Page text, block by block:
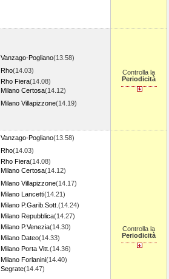
Vanzago-Pogliano(13.58)
Rho(14.03)
Rho Fiera(14.08)
Milano Certosa(14.12)
Milano Villapizzone(14.19)
Controlla la
Periodicità
Vanzago-Pogliano(13.58)
Rho(14.03)
Rho Fiera(14.08)
Milano Certosa(14.12)
Milano Villapizzone(14.17)
Milano Lancetti(14.21)
Milano P.Garib.Sott. (14.24)
Milano Repubblica(14.27)
Milano P.Venezia(14.30)
Milano Dateo(14.33)
Milano Porta Vitt. (14.36)
Milano Forlanini(14.40)
Segrate(14.47)
Controlla la
Periodicità